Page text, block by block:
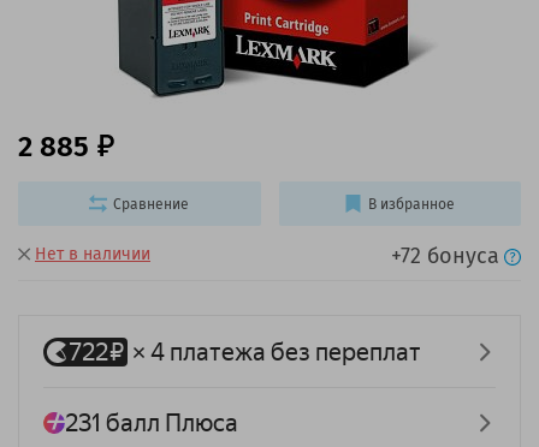
Нет в наличии +72 бонуса
2 885
Сравнение В избранное